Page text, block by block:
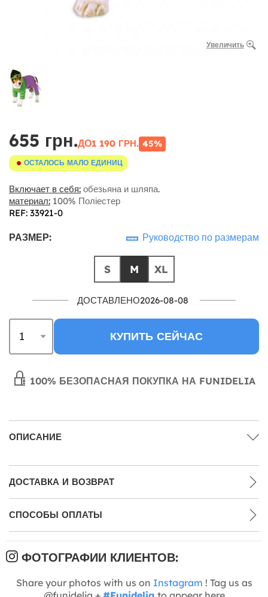
Увеличить
655 грн.ДО1 190 ГРН. 45%
ОСТАЛОСЬ МАЛО ЕДИНИЦ
Включает в себя: обезьяна и шляпа.
материал: 100% Поліестер
REF: 33921-0
РАЗМЕР: Руководство по размерам
S M XL
ДОСТАВЛЕНО2026-08-08
КУПИТЬ СЕЙЧАС
100% БЕЗОПАСНАЯ ПОКУПКА НА FUNIDELIA
ОПИСАНИЕ
ДОСТАВКА И ВОЗВРАТ
СПОСОБЫ ОПЛАТЫ
ФОТОГРАФИИ КЛИЕНТОВ:
Share your photos with us on Instagram ! Tag us as